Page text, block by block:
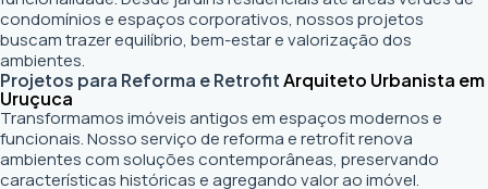
condomínios e espaços corporativos, nossos projetos
buscam trazer equilíbrio, bem-estar e valorização dos
ambientes.
Projetos para Reforma e RetrofitArquiteto Urbanista em
Uruçuca
Transformamos imóveis antigos em espaços modernos e
funcionais. Nosso serviço de reforma e retrofit renova
ambientes com soluções contemporâneas, preservando
características históricas e agregando valor ao imóvel.